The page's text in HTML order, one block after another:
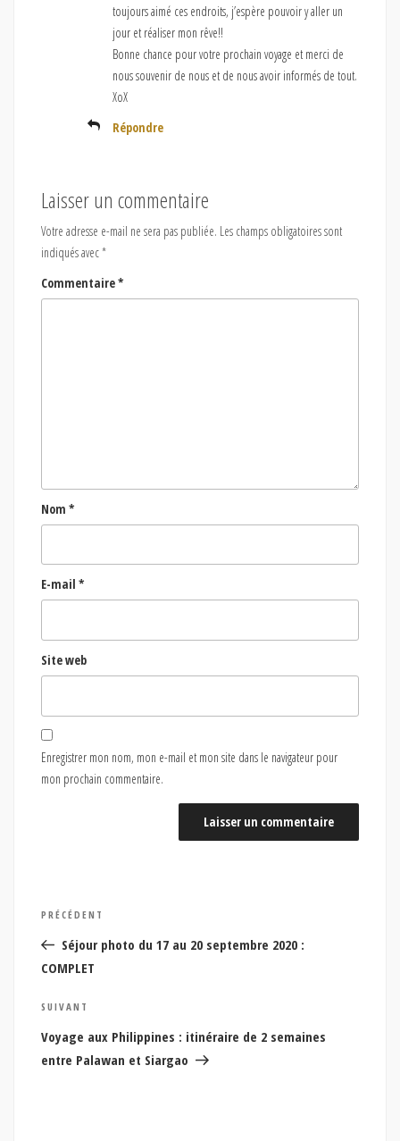
toujours aimé ces endroits, j’espère pouvoir y aller un
jour et réaliser mon rêve!!
Bonne chance pour votre prochain voyage et merci de
nous souvenir de nous et de nous avoir informés de tout.
XoX
Répondre
Laisser un commentaire
Votre adresse e-mail ne sera pas publiée. Les champs obligatoires sont
indiqués avec*
Commentaire*
Nom *
E-mail *
Site web
Enregistrer mon nom, mon e-mail et mon site dans le navigateur pour
mon prochain commentaire.
Navigation
de
l’article
Article
précédent
PRÉCÉDENT
Séjour photo du 17 au 20 septembre 2020 :
COMPLET
Article
SUIVANT
Voyage aux Philippines : itinéraire de 2 semaines
entre Palawan et Siargao